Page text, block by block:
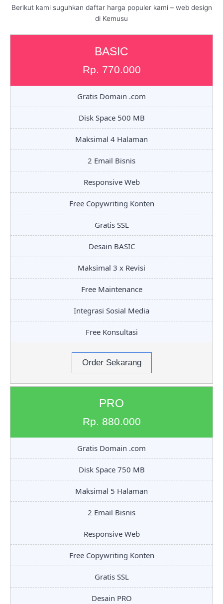
Berikut kami suguhkan daftar harga populer kami – web design
di Kemusu
BASIC
Rp. 770.000
Gratis Domain .com
Disk Space 500 MB
Maksimal 4 Halaman
2 Email Bisnis
Responsive Web
Free Copywriting Konten
Gratis SSL
Desain BASIC
Maksimal 3 x Revisi
Free Maintenance
Integrasi Sosial Media
Free Konsultasi
Order Sekarang
PRO
Rp. 880.000
Gratis Domain .com
Disk Space 750 MB
Maksimal 5 Halaman
2 Email Bisnis
Responsive Web
Free Copywriting Konten
Gratis SSL
Desain PRO